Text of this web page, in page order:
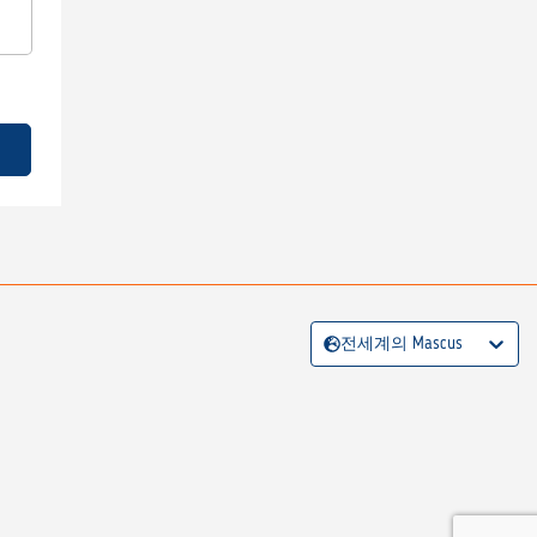
전세계의 Mascus